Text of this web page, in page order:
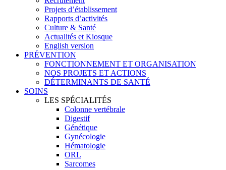
Projets d’établissement
Rapports d’activités
Culture & Santé
Actualités et Kiosque
English version
PRÉVENTION
FONCTIONNEMENT ET ORGANISATION
NOS PROJETS ET ACTIONS
DÉTERMINANTS DE SANTÉ
SOINS
LES SPÉCIALITÉS
Colonne vertébrale
Digestif
Génétique
Gynécologie
Hématologie
ORL
Sarcomes